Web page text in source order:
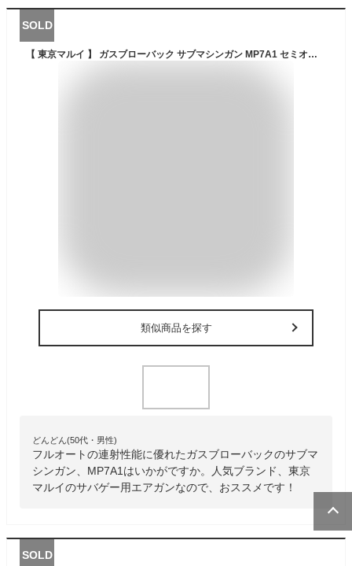
SOLD
【 東京マルイ 】 ガスブローバック サブマシンガン MP7A1 セミオート/フルオート切替式 折りたたみ式 フォアグリップ 可変ストック / BK ブラック TAN タンカラー ※18才以上対象 | 正規品 純正 エアガン エアーガン ガスガン GBB 銃 本体 PDW サバゲー サバイバルゲーム
類似商品を探す
どんどん(50代・男性)
フルオートの連射性能に優れたガスブローバックのサブマ
シンガン、MP7A1はいかがですか。人気ブランド、東京
マルイのサバゲー用エアガンなので、おススメです！
SOLD